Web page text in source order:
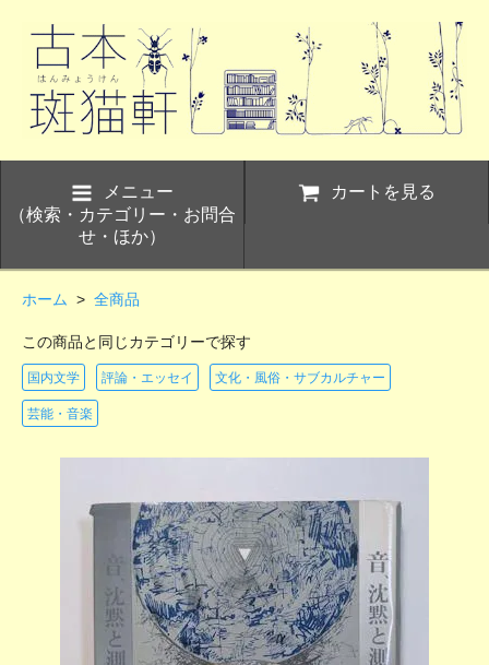
メニュー
（検索・カテゴリー・お問合
せ・ほか）
カートを見る
ホーム > 全商品
この商品と同じカテゴリーで探す
国内文学 評論・エッセイ 文化・風俗・サブカルチャー
芸能・音楽